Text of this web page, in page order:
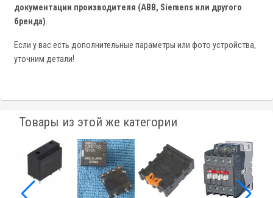
документации производителя (ABB, Siemens или другого
бренда).
Если у вас есть дополнительные параметры или фото устройства,
уточним детали!
Товары из этой же категории